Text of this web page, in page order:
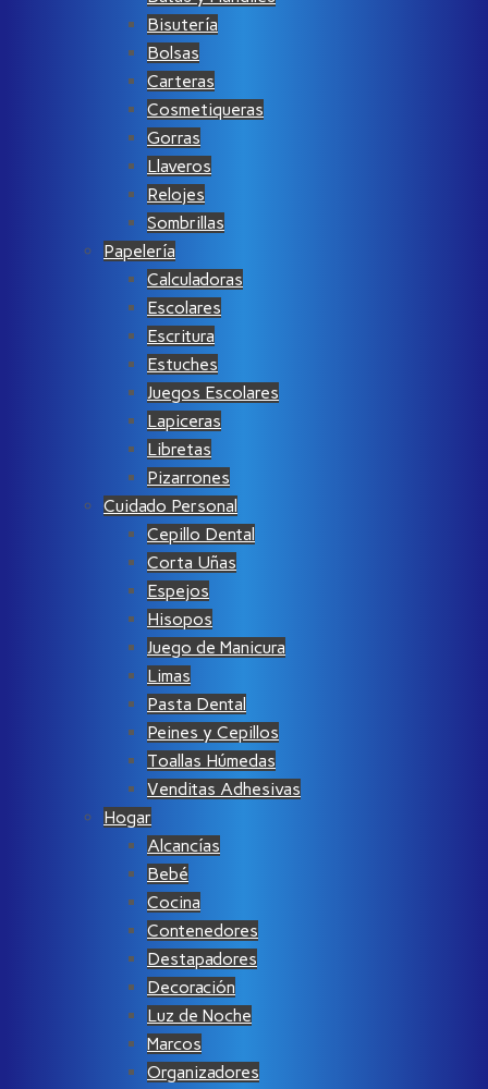
Bisutería
Bolsas
Carteras
Cosmetiqueras
Gorras
Llaveros
Relojes
Sombrillas
Papelería
Calculadoras
Escolares
Escritura
Estuches
Juegos Escolares
Lapiceras
Libretas
Pizarrones
Cuidado Personal
Cepillo Dental
Corta Uñas
Espejos
Hisopos
Juego de Manicura
Limas
Pasta Dental
Peines y Cepillos
Toallas Húmedas
Venditas Adhesivas
Hogar
Alcancías
Bebé
Cocina
Contenedores
Destapadores
Decoración
Luz de Noche
Marcos
Organizadores